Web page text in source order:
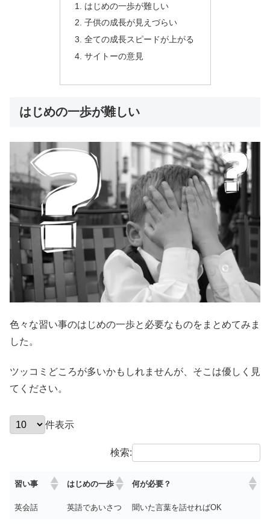
はじめの一歩が難しい
子供の成長が見えづらい
全ての成長スピードが上がる
サイトーの意見
はじめの一歩が難しい
色々な習い事のはじめの一歩と必要なものをまとめてみま
した。
ツッコミどころが多いかもしれませんが、そこは優しく見
てください。
件表示
検索:
習い事 はじめの一歩 何が必要？
英会話 英語であいさつ 聞いた言葉を話せればOK